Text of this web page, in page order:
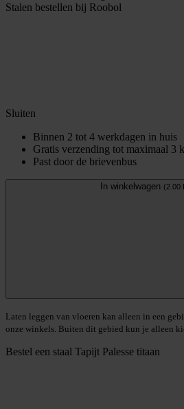
Stalen bestellen bij Roobol
Sluiten
Binnen 2 tot 4 werkdagen in huis
Gratis verzending tot maximaal 3
Past door de brievenbus
In winkelwagen (2.00
Laten leggen van vloeren kan alleen in een
onze winkels. Buiten dit gebied kun je alleen
Bestel een staal Tapijt Palesse titaan